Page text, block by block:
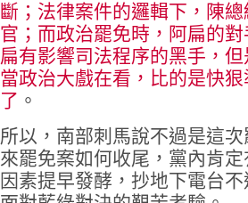
斷；法律案件的邏輯下，陳
官；而政治罷免時，阿扁的
扁有影響司法程序的黑手，
當政治大戲在看，比的是快
了 。
所以，南部刺馬說不過是這
來罷免案如何收尾，黨內肯
因素提早發酵，抄地下電台